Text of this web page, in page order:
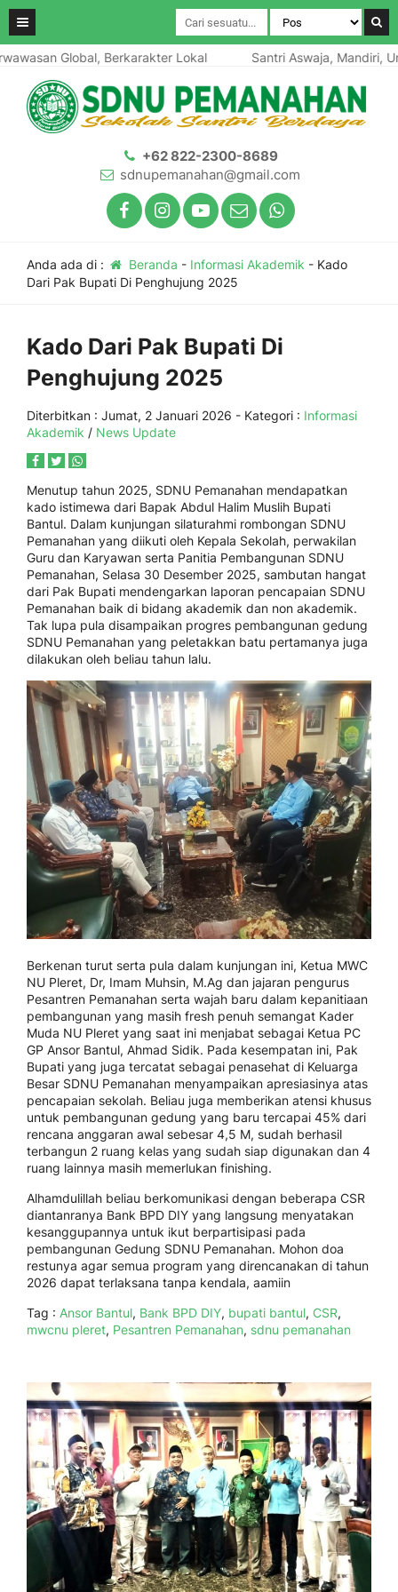
Global, Berkarakter Lokal Santri Aswaja, Mandiri,
+62 822-2300-8689
sdnupemanahan@gmail.com
Anda ada di : Beranda - Informasi Akademik - Kado
Dari Pak Bupati Di Penghujung 2025
Kado Dari Pak Bupati Di
Penghujung 2025
Diterbitkan : Jumat, 2 Januari 2026 - Kategori : Informasi
Akademik / News Update
Menutup tahun 2025, SDNU Pemanahan mendapatkan
kado istimewa dari Bapak Abdul Halim Muslih Bupati
Bantul. Dalam kunjungan silaturahmi rombongan SDNU
Pemanahan yang diikuti oleh Kepala Sekolah, perwakilan
Guru dan Karyawan serta Panitia Pembangunan SDNU
Pemanahan, Selasa 30 Desember 2025, sambutan hangat
dari Pak Bupati mendengarkan laporan pencapaian SDNU
Pemanahan baik di bidang akademik dan non akademik.
Tak lupa pula disampaikan progres pembangunan gedung
SDNU Pemanahan yang peletakkan batu pertamanya juga
dilakukan oleh beliau tahun lalu.
Berkenan turut serta pula dalam kunjungan ini, Ketua MWC
NU Pleret, Dr, Imam Muhsin, M.Ag dan jajaran pengurus
Pesantren Pemanahan serta wajah baru dalam kepanitiaan
pembangunan yang masih fresh penuh semangat Kader
Muda NU Pleret yang saat ini menjabat sebagai Ketua PC
GP Ansor Bantul, Ahmad Sidik. Pada kesempatan ini, Pak
Bupati yang juga tercatat sebagai penasehat di Keluarga
Besar SDNU Pemanahan menyampaikan apresiasinya atas
pencapaian sekolah. Beliau juga memberikan atensi khusus
untuk pembangunan gedung yang baru tercapai 45% dari
rencana anggaran awal sebesar 4,5 M, sudah berhasil
terbangun 2 ruang kelas yang sudah siap digunakan dan 4
ruang lainnya masih memerlukan finishing.
Alhamdulillah beliau berkomunikasi dengan beberapa CSR
diantanranya Bank BPD DIY yang langsung menyatakan
kesanggupannya untuk ikut berpartisipasi pada
pembangunan Gedung SDNU Pemanahan. Mohon doa
restunya agar semua program yang direncanakan di tahun
2026 dapat terlaksana tanpa kendala, aamiin
Tag : Ansor Bantul, Bank BPD DIY, bupati bantul, CSR,
mwcnu pleret, Pesantren Pemanahan, sdnu pemanahan